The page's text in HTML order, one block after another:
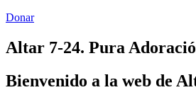
Donar
Altar 7-24. Pura
Bienvenido a la web de